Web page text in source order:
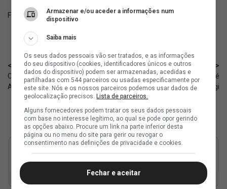
Fonte:SuperVasco‎‎‎‎‎‎
< Anterior
Colômbia vence a RD Congo;
Andrés Gómez fica no banco
Próximo >
Basquete Sub-22: Vasco é
derrotado pelo Mogi
Armazenar e/ou aceder a informações num
dispositivo
Saiba mais
Os seus dados pessoais vão ser tratados, e as informações
do seu dispositivo (cookies, identificadores únicos e outros
dados do dispositivo) podem ser armazenadas, acedidas e
partilhadas com 544 parceiros ou usadas especificamente por
este site. Nós e os nossos parceiros podemos usar dados de
geolocalização precisos. Lista de parceiros.
Alguns fornecedores podem tratar os seus dados pessoais
com base no interesse legítimo, ao qual se pode opor gerindo
as opções abaixo. Procure um link na parte inferior desta
página ou no menu do site para gerir ou revogar o
consentimento nas definições de privacidade e cookies.
Fechar e aceitar